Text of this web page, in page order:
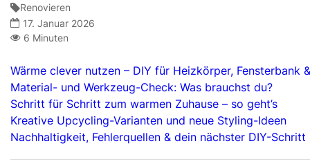
Renovieren
17. Januar 2026
6 Minuten
Wärme clever nutzen – DIY für Heizkörper, Fensterbank
Material- und Werkzeug-Check: Was brauchst du?
Schritt für Schritt zum warmen Zuhause – so geht’s
Kreative Upcycling-Varianten und neue Styling-Ideen
Nachhaltigkeit, Fehlerquellen & dein nächster DIY-Schritt